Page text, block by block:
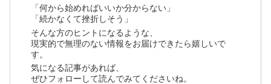
「何から始めればいいか分からない」
「続かなくて挫折しそう」
そんな方のヒントになるような、
現実的で無理のない情報をお届けできたら嬉しいで
す。
気になる記事があれば、
ぜひフォローして読んでみてくださいね。